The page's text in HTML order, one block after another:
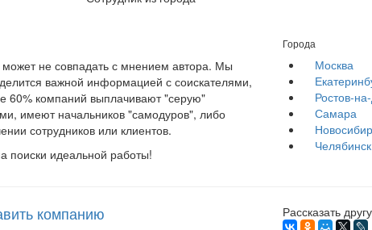
не совпадать с мнением автора. Мы
важной информацией с соискателями,
60% компаний выплачивают "серую"
имеют начальников "самодуров", либо
сотрудников или клиентов.
поиски идеальной работы!
Города
Москва
Ростов-
Самара
Челябинск
компанию Рассказать